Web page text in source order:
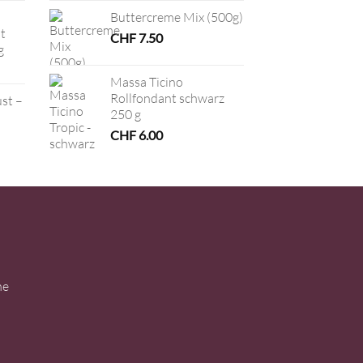
–
Buttercreme Mix (500g)
CHF7.50
Massa Ticino
Rollfondant schwarz
250 g
CHF6.00